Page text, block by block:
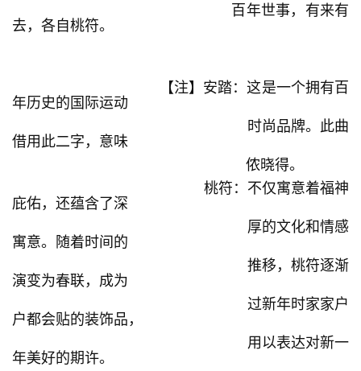
百年世事，有来有
去，各自桃符。
【注】安踏：这是一个拥有百
年历史的国际运动
时尚品牌。此曲
借用此二字，意味
侬晓得。
桃符：不仅寓意着福神
庇佑，还蕴含了深
厚的文化和情感
寓意。随着时间的
推移，桃符逐渐
演变为春联，成为
过新年时家家户
户都会贴的装饰品，
用以表达对新一
年美好的期许。